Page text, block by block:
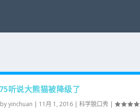
听说大熊猫被降级了
yinchuan | 11月 1, 2016| 科学脱口秀 |